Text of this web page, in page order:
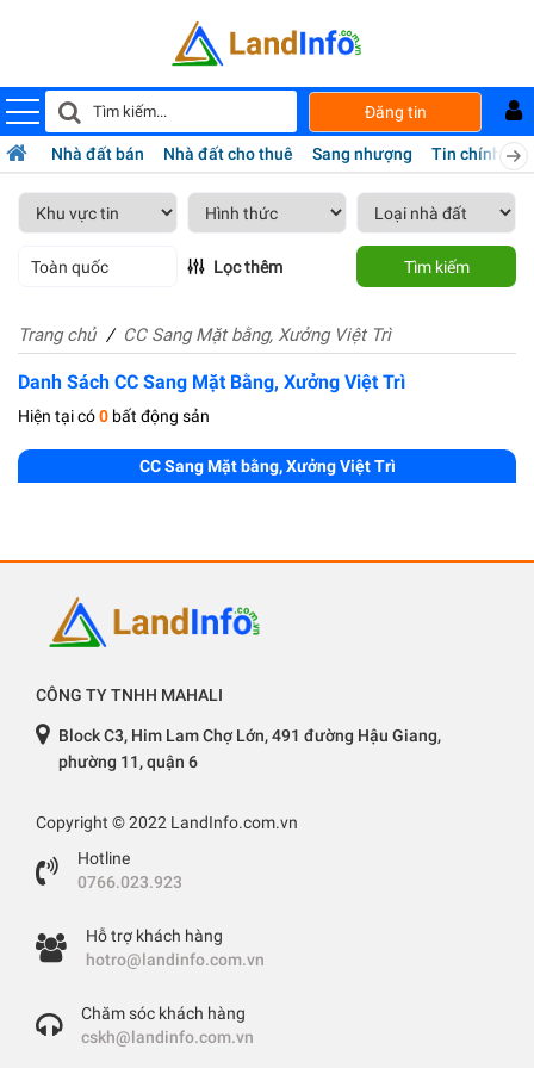
Đăng tin
Nhà đất bán Nhà đất cho thuê Sang nhượng Tin chính chủ
Toàn quốc Lọc thêm Tìm kiếm
Trang chủ CC Sang Mặt bằng, Xưởng Việt Trì
Danh Sách CC Sang Mặt Bằng, Xưởng Việt Trì
Hiện tại có0 bất động sản
CC Sang Mặt bằng, Xưởng Việt Trì
CÔNG TY TNHH MAHALI
Block C3, Him Lam Chợ Lớn, 491 đường Hậu Giang,
phường 11, quận 6
Copyright © 2022 LandInfo.com.vn
Hotline
0766.023.923
Hỗ trợ khách hàng
hotro@landinfo.com.vn
Chăm sóc khách hàng
cskh@landinfo.com.vn